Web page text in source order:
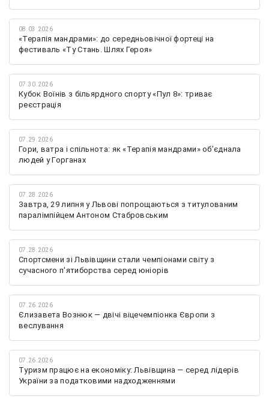
08.03.2026
«Терапія мандрами»: до середньовічної фортеці на
фестиваль «Ту Стань. Шлях Героя»
07.30.2026
Кубок Воїнів з більярдного спорту «Пул 8»: триває
реєстрація
07.29.2026
Гори, ватра і спільнота: як «Терапія мандрами» об’єднала
людей у Горганах
07.28.2026
Завтра, 29 липня у Львові попрощаються з титулованим
паралімпійцем Антоном Стабровським
07.28.2026
Спортсмени зі Львівщини стали чемпіонами світу з
сучасного п'ятиборства серед юніорів
07.26.2026
Єлизавета Вознюк — двічі віцечемпіонка Європи з
веслування
07.26.2026
Туризм працює на економіку: Львівщина — серед лідерів
України за податковими надходженнями